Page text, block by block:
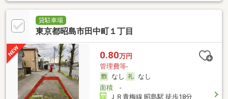
貸駐車場
東京都昭島市田中町１丁目
0.80万円
管理費等-
なし
なし
面積-
ＪＲ青梅線 昭島駅 徒歩18分